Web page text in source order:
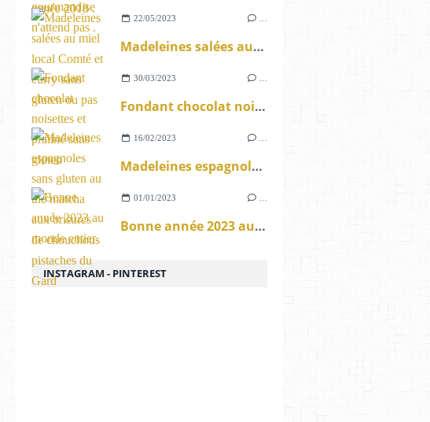
22/05/2023
Madeleines salées au miel local Comté et curry sans gluten ou pas
30/03/2023
Fondant chocolat noisettes et praliné sans gluten
16/02/2023
Madeleines espagnoles sans gluten au thé matcha aux brisures de chouchous pistaches du Gard
01/01/2023
Bonne année 2023 au monde entier
INSTAGRAM - PINTEREST